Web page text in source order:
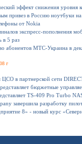
эффект снижения уровня
привез в Россию ноутбуки
от Nokia
экспресс-пополнения
в 5 раз
абонентов МТС-Украина в
г
в партнерской сети
бюджетные
TS-409 Pro Turbo
завершила разработку
8» - новый курс